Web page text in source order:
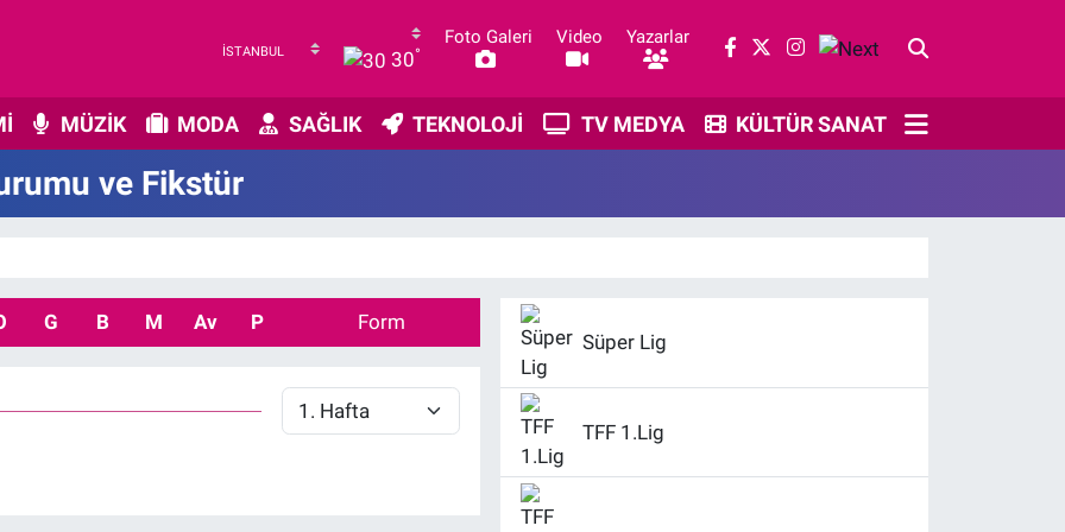
30°
Foto Galeri Video Yazarlar
MÜZİK MODA SAĞLIK TEKNOLOJİ TV MEDYA KÜLTÜR SANAT
ve Fikstür
G B M Av P Form
Süper Lig
TFF 1.Lig